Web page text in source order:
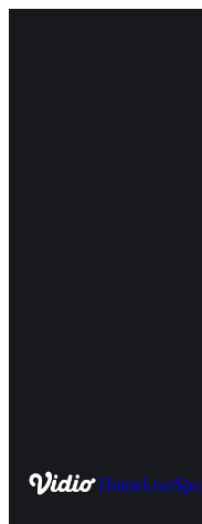
HomeLive